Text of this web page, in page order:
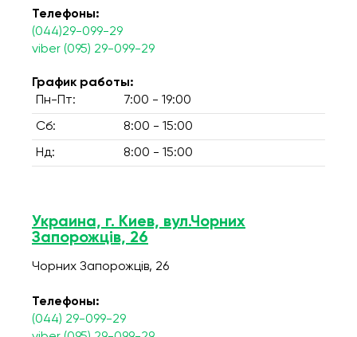
Телефоны:
(044)29-099-29
viber (095) 29-099-29
График работы:
Пн-Пт:
7:00 - 19:00
Сб: 8:00 - 15:00
Нд: 8:00 - 15:00
Украина, г. Киев, вул.Чорних
Запорожців, 26
Чорних Запорожців, 26
Телефоны:
(044) 29-099-29